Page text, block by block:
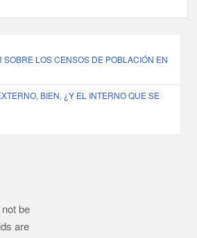
SOBRE LOS CENSOS DE POBLACIÓN EN
BIEN, ¿Y EL INTERNO QUE SE
be
are